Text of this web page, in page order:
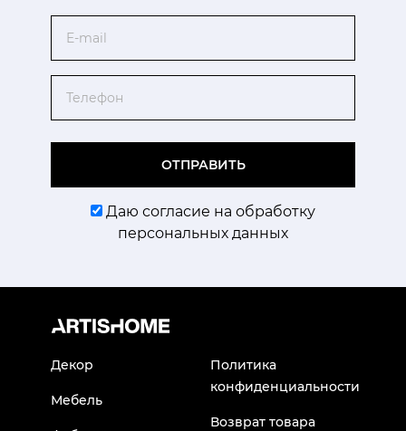
ОТПРАВИТЬ
Даю согласие на обработку
персональных данных
Декор
Мебель
Политика
конфиденциальности
Возврат товара